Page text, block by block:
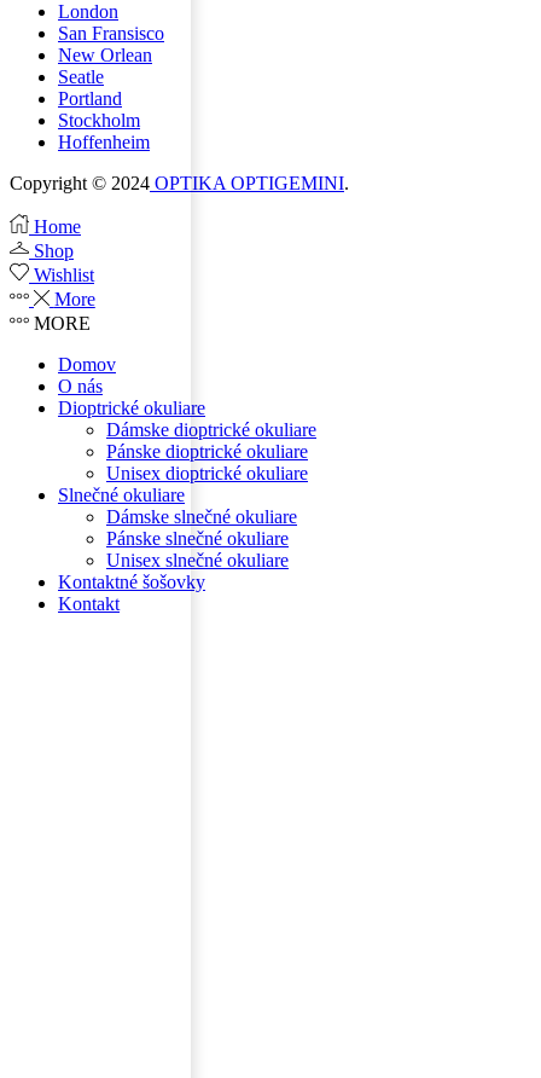
London
San Fransisco
New Orlean
Seatle
Portland
Stockholm
Hoffenheim
Copyright © 2024 OPTIKA OPTIGEMINI.
Home
Shop
Wishlist
More
MORE
Domov
O nás
Dioptrické okuliare
Dámske dioptrické okuliare
Pánske dioptrické okuliare
Unisex dioptrické okuliare
Slnečné okuliare
Dámske slnečné okuliare
Pánske slnečné okuliare
Unisex slnečné okuliare
Kontaktné šošovky
Kontakt